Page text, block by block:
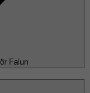
Falun